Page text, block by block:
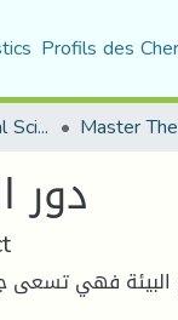
Profils des
Department of Political Sciences Master
دور
البیئة فھي تسعى